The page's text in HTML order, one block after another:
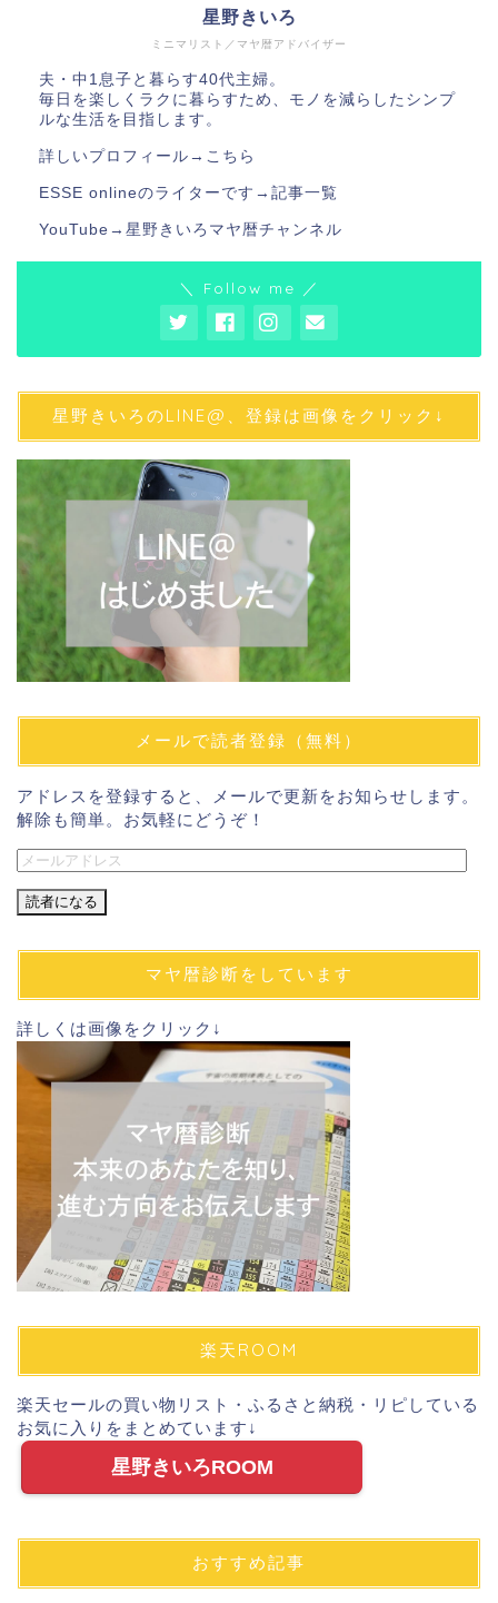
ミニマリスト／マヤ暦アドバイザー
星野きいろ
夫・中1息子と暮らす40代主婦。
毎日を楽しくラクに暮らすため、モノを減らしたシンプ
ルな生活を目指します。
詳しいプロフィール→ こちら
ESSE onlineのライターです→ 記事一覧
YouTube→ 星野きいろマヤ暦チャンネル
＼ Follow me ／
星野きいろのLINE@、登録は画像をクリック↓
メールで読者登録（無料）
アドレスを登録すると、メールで更新をお知らせします。
解除も簡単。お気軽にどうぞ！
メ
ル
ド
ス
マヤ暦診断をしています
詳しくは画像をクリック↓
楽天ROOM
楽天セールの買い物リスト・ふるさと納税・リピしている
お気に入りをまとめています↓
星野きいろROOM
おすすめ記事